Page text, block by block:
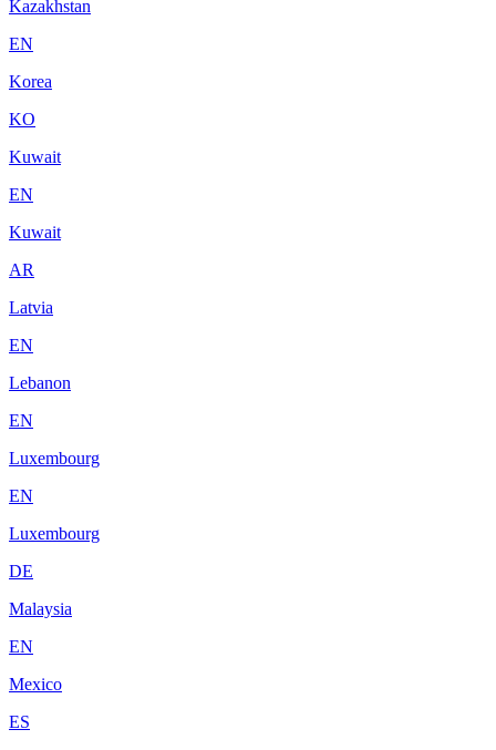
Kazakhstan
EN
Korea
KO
Kuwait
EN
Kuwait
AR
Latvia
EN
Lebanon
EN
Luxembourg
EN
Luxembourg
DE
Malaysia
EN
Mexico
ES